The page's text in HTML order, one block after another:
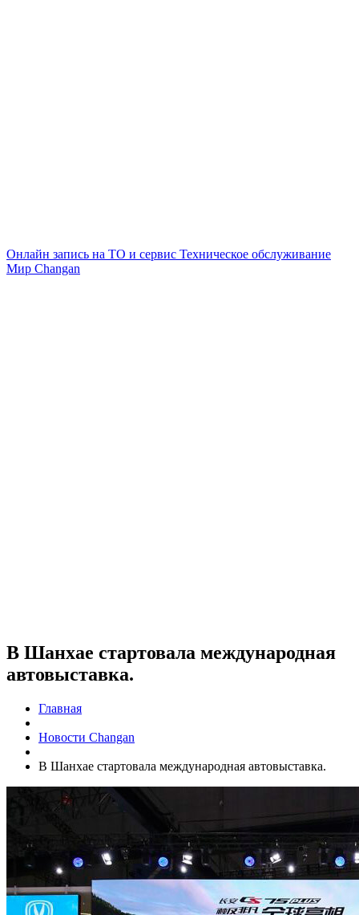
Онлайн запись на ТО и сервис Техническое обслуживание
Мир Changan
В Шанхае стартовала международная
автовыставка.
Главная
Новости Changan
В Шанхае стартовала международная автовыставка.